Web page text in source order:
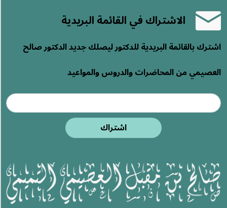
الاشتراك في القائمة البريدية
اشترك بالقائمة البريدية للدكتور ليصلك جديد الدكتور صالح
العصيمي من المحاضرات والدروس والمواعيد
اشتراك